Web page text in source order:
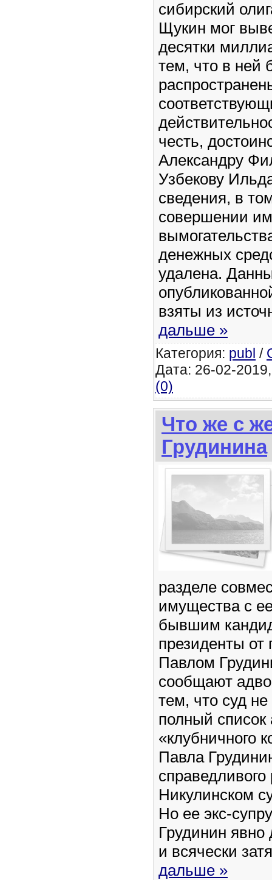
сибирский
Щукин мог
десятки
тем, что в ней
честь,
Александру
Узбекову
сведения, в
совершении
денежных
удалена.
взяты из
дальше »
Категория: publ /
Дата: 26-02-
(0)
Что же с
Грудинина
разделе
имущества с
бывшим
президенты
Павлом
сообщают
тем, что суд
полный список
«клубничного
Павла
Никулинском
Но ее экс-
Грудинин явно
и всячески
дальше »